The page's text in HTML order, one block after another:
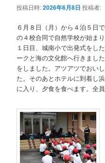
投稿日時:2026年6月8日 投稿者:
６月８日（月）から４泊５日
の４校合同で自然学校が始まり
１日目、城南小で出発式をし
ークと海の文化館へ行きまし
をしました。アツアツでおい
た。そのあとホテルに到着し
に入り、夕食を食べます。全